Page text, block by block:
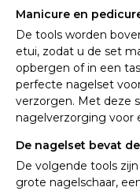
Manicure en
De tools worden
etui, zodat u de set
opbergen of in een
perfecte nagelset
verzorgen. Met deze
nagelverzorging voor
De nagelset bevat
De volgende tools
grote nagelschaar,